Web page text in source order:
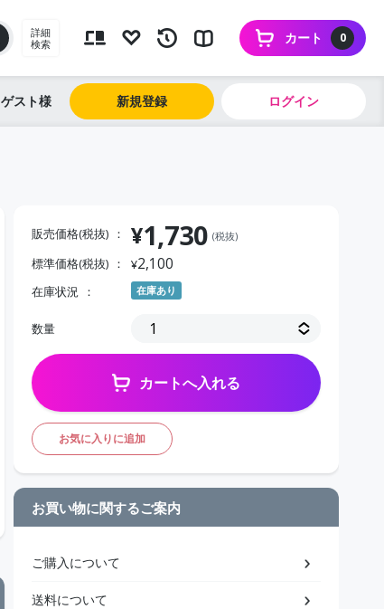
詳細
検索
0
カート
ゲスト 新規登録 ログイン
販売価格(税抜) ¥1,730 (税抜)
標準価格(税抜) ¥2,100
在庫状況 在庫あり
数量
カートへ入れる
お気に入りに追加
お買い物に関するご案内
ご購入について
送料について